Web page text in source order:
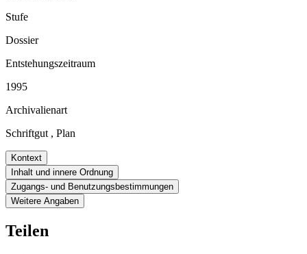
Stufe
Dossier
Entstehungszeitraum
1995
Archivalienart
Schriftgut , Plan
Kontext
Inhalt und innere Ordnung
Zugangs- und Benutzungsbestimmungen
Weitere Angaben
Teilen